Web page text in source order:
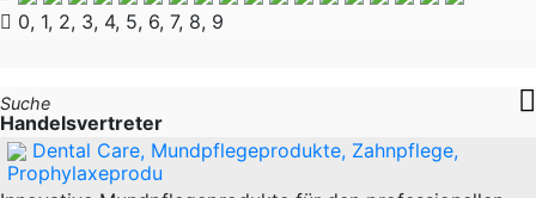
0, 1, 2, 3, 4, 5, 6, 7, 8, 9
Suche
Handelsvertreter
Dental Care, Mundpflegeprodukte, Zahnpflege,
Prophylaxeprodu